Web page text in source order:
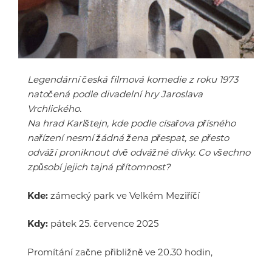
Legendární česká filmová komedie z roku 1973
natočená podle divadelní hry Jaroslava
Vrchlického.
Na hrad Karlštejn, kde podle císařova přísného
nařízení nesmí žádná žena přespat, se přesto
odváží proniknout dvě odvážné dívky. Co všechno
způsobí jejich tajná přítomnost?
Kde: zámecký park ve Velkém Meziříčí
Kdy: pátek 25. července 2025
Promítání začne přibližně ve 20.30 hodin,